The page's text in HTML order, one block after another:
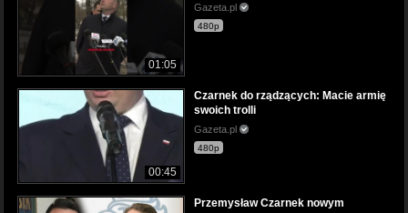
01:05
Gazeta.pl
480p
00:45
Czarnek do rządzących: Macie armię
swoich trolli
Gazeta.pl
480p
Przemysław Czarnek nowym